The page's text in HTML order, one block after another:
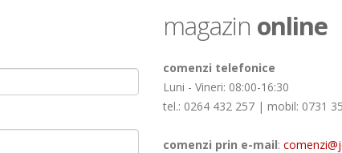
magazin online
comenzi telefonice
Luni - Vineri: 08:00-16:30
tel.: 0264 432 257 | mobil: 0731
comenzi prin e-mail: